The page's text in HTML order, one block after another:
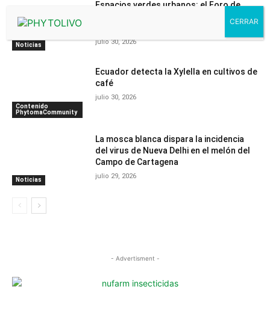
Noticias
Espacios verdes urbanos: el Foro de
julio 30, 2026
Contenido
PhytomaCommunity
Ecuador detecta la Xylella en cultivos de
café
julio 30, 2026
Noticias
La mosca blanca dispara la incidencia
del virus de Nueva Delhi en el melón del
Campo de Cartagena
julio 29, 2026
- Advertisment -